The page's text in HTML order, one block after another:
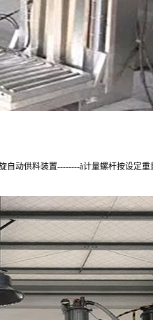
自动供料装置--------à计量螺杆按设定重